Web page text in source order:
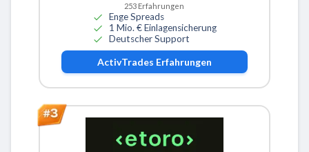
253 Erfahrungen
Enge Spreads
1 Mio. € Einlagensicherung
Deutscher Support
ActivTrades Erfahrungen